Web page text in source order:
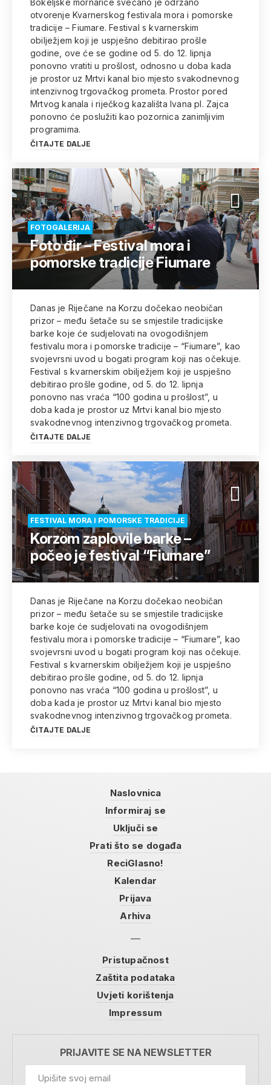
Bokeljske mornarice svečano je održano
otvorenje Kvarnerskog festivala mora i pomorske
tradicije – Fiumare. Festival s kvarnerskim
obilježjem koji je uspješno debitirao prošle
godine, ove će se godine od 5. do 12. lipnja
ponovno vratiti u prošlost, odnosno u doba kada
je prostor uz Mrtvi kanal bio mjesto svakodnevnog
intenzivnog trgovačkog prometa. Prostor pored
Mrtvog kanala i riječkog kazališta Ivana pl. Zajca
ponovno će poslužiti kao pozornica zanimljivim
programima.
ČITAJTE DALJE
FOTOGALERIJA
Foto đir – Festival mora i
pomorske tradicije Fiumare
Danas je Riječane na Korzu dočekao neobičan
prizor – među šetače su se smjestile tradicijske
barke koje će sudjelovati na ovogodišnjem
festivalu mora i pomorske tradicije – “Fiumare”, kao
svojevrsni uvod u bogati program koji nas očekuje.
Festival s kvarnerskim obilježjem koji je uspješno
debitirao prošle godine, od 5. do 12. lipnja
ponovno nas vraća “100 godina u prošlost”, u
doba kada je prostor uz Mrtvi kanal bio mjesto
svakodnevnog intenzivnog trgovačkog prometa.
ČITAJTE DALJE
FESTIVAL MORA I POMORSKE TRADICIJE
Korzom zaplovile barke –
počeo je festival “Fiumare”
Danas je Riječane na Korzu dočekao neobičan
prizor – među šetače su se smjestile tradicijske
barke koje će sudjelovati na ovogodišnjem
festivalu mora i pomorske tradicije – “Fiumare”, kao
svojevrsni uvod u bogati program koji nas očekuje.
Festival s kvarnerskim obilježjem koji je uspješno
debitirao prošle godine, od 5. do 12. lipnja
ponovno nas vraća “100 godina u prošlost”, u
doba kada je prostor uz Mrtvi kanal bio mjesto
svakodnevnog intenzivnog trgovačkog prometa.
ČITAJTE DALJE
Naslovnica
Informiraj se
Uključi se
Prati što se događa
ReciGlasno!
Kalendar
Prijava
Arhiva
Pristupačnost
Zaštita podataka
Uvjeti korištenja
Impressum
PRIJAVITE SE NA NEWSLETTER